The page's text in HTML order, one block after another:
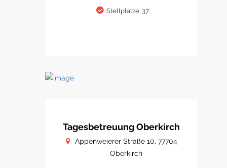
Stellplätze: 37
Tagesbetreuung Oberkirch
Appenweierer Straße 10, 77704
Oberkirch